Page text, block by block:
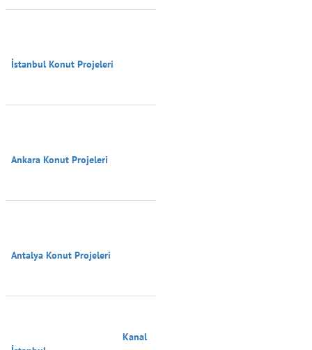
İstanbul Konut Projeleri
Ankara Konut Projeleri
Antalya Konut Projeleri